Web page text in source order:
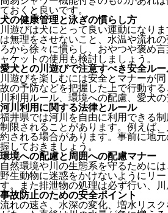
ておくと良いです。
犬の健康管理と泳ぎの慣らし方
川遊びは犬にとって良い運動になり
は無理をさせないこと、水温や流れ
ろから徐々に慣らし、おやつや褒め
ャケットの使用も検討しましょう。
愛犬との川遊びで注意すべき安全ル
川遊びを楽しむには安全とマナーが
故の予防などを把握した上で行動す
川利用ルール、環境への配慮、愛犬
河川利用に関する法律とルール
福井県では河川を自由に利用できる
制限されることがあります。例えば
約される場合があります。事前に地
握しておきましょう。
環境への配慮と周囲への配慮マナー
自然環境や川の生態系を守るために
野生動物に迷惑をかけないようにリ
す。また排泄物の処理は必ず行い、
事故防止のための安全ポイント
流れの速さ、水深の変化、増水リス